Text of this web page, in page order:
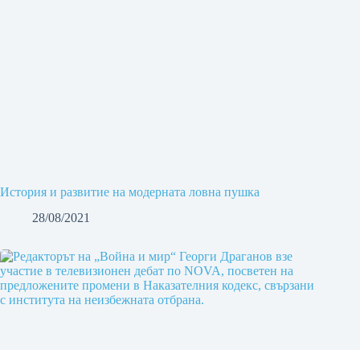
История и развитие на модерната ловна пушка
28/08/2021